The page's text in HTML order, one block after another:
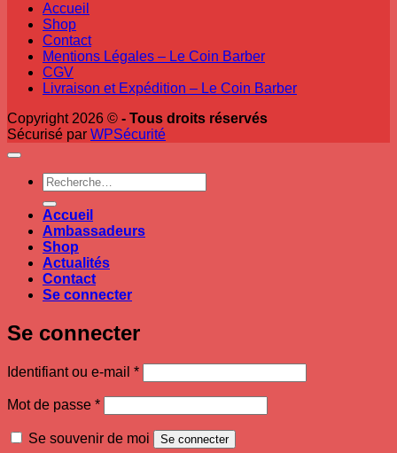
Accueil
Shop
Contact
Mentions Légales – Le Coin Barber
CGV
Livraison et Expédition – Le Coin Barber
Copyright 2026 © - Tous droits réservés
Sécurisé par WPSécurité
Recherche
pour :
Accueil
Ambassadeurs
Shop
Actualités
Contact
Se connecter
Se connecter
Identifiant ou e-mail *Obligatoire
Mot de passe *Obligatoire
Se souvenir de moi Se connecter